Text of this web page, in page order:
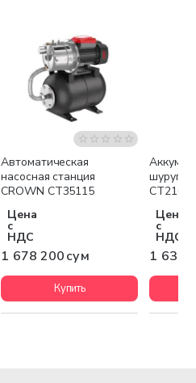
Бесплатная доставка
Автоматическая
насосная станция
CROWN CT35115
Цена
с
НДС
1 678 200 сум
Купить
CT21020
Цена
с
НДС
1 637